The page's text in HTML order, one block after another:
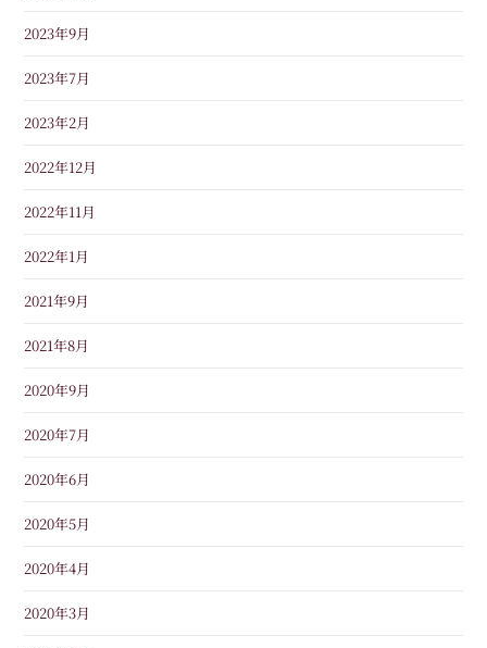
2023年9月
2023年7月
2023年2月
2022年12月
2022年11月
2022年1月
2021年9月
2021年8月
2020年9月
2020年7月
2020年6月
2020年5月
2020年4月
2020年3月